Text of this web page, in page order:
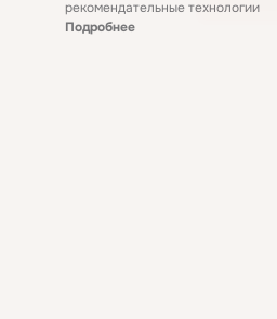
рекомендательные технологии
Подробнее